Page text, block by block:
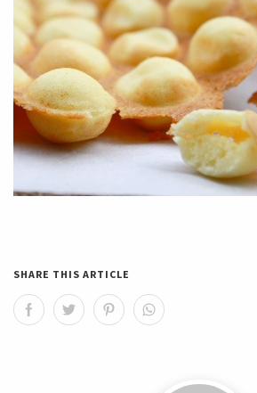
SHARE THIS ARTICLE